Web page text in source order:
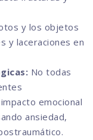
y los objetos
y laceraciones en
No todas
emocional
ansiedad,